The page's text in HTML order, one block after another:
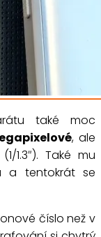
také moc
, ale
1.3″). Také mu
a tentokrát se
číslo než v